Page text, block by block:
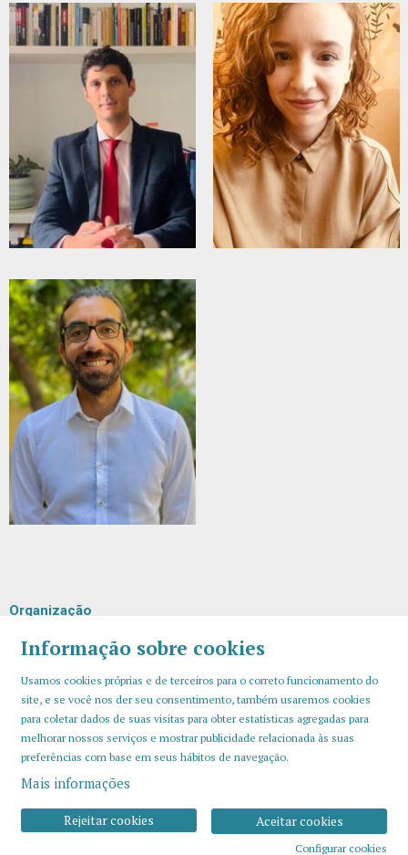
Organização
Informação sobre cookies
Usamos cookies próprias e de terceiros para o correto funcionamento do
site, e se você nos der seu consentimento, também usaremos cookies
para coletar dados de suas visitas para obter estatísticas agregadas para
melhorar nossos serviços e mostrar publicidade relacionada às suas
preferências com base em seus hábitos de navegação.
Mais informações
Aceitar cookies
Rejeitar cookies
Configurar cookies